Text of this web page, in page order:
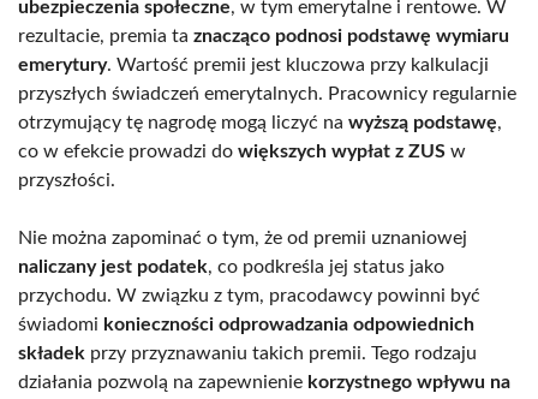
ubezpieczenia społeczne, w tym emerytalne i rentowe. W
rezultacie, premia ta znacząco podnosi podstawę wymiaru
emerytury. Wartość premii jest kluczowa przy kalkulacji
przyszłych świadczeń emerytalnych. Pracownicy regularnie
otrzymujący tę nagrodę mogą liczyć na wyższą podstawę,
co w efekcie prowadzi do większych wypłat z ZUS w
przyszłości.
Nie można zapominać o tym, że od premii uznaniowej
naliczany jest podatek, co podkreśla jej status jako
przychodu. W związku z tym, pracodawcy powinni być
świadomi konieczności odprowadzania odpowiednich
składek przy przyznawaniu takich premii. Tego rodzaju
działania pozwolą na zapewnienie korzystnego wpływu na